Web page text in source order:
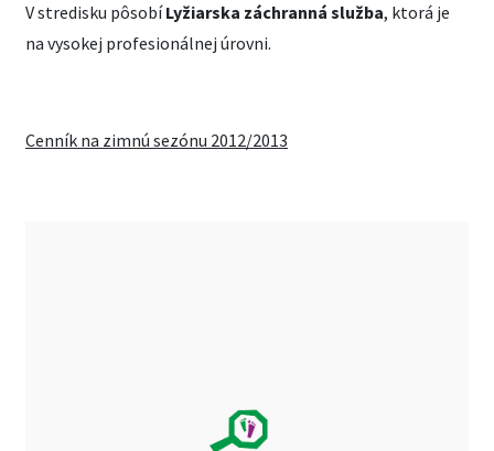
V stredisku pôsobíLyžiarska záchranná služba, ktorá je
na vysokej profesionálnej úrovni.
Cenník na zimnú sezónu 2012/2013